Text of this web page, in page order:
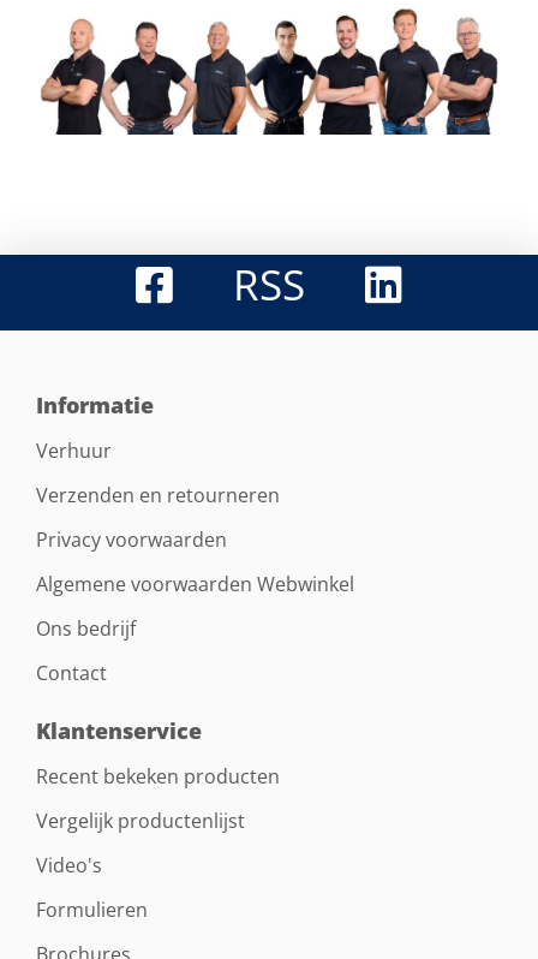
RSS
Informatie
Verhuur
Verzenden en retourneren
Privacy voorwaarden
Algemene voorwaarden Webwinkel
Ons bedrijf
Contact
Klantenservice
Recent bekeken producten
Vergelijk productenlijst
Video's
Formulieren